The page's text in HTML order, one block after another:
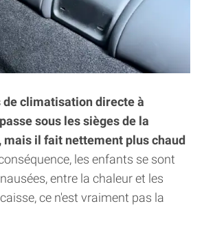
de climatisation directe à
sous les sièges de la
mais il fait nettement plus chaud
les enfants se sont
entre la chaleur et les
ce n'est vraiment pas la